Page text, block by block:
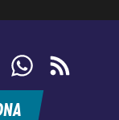
WhatsApp
feed